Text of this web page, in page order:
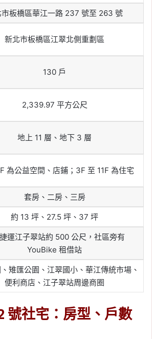
市板橋區華江一路 237 號至 263 號
新北市板橋區江翠北側重劃區
130 戶
2,339.97 平方公尺
地上 11 層、地下 3 層
為公益空間、店鋪；3F 至 11F 為住宅
套房、二房、三房
約 13 坪、27.5 坪、37 坪
運江子翠站約 500 公尺，社區旁有
YouBike 租借站
雉匯公園、江翠國小、華江傳統市場、
便利商店、江子翠站周邊商圈
號社宅：房型、戶數